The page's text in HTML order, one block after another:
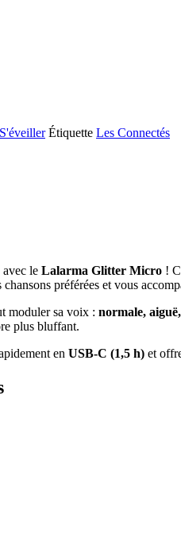
S'éveiller Étiquette Les Connectés
avec le Lalarma Glitter Micro !
préférées et vous
moduler sa voix : normale,
plus bluffant.
en USB-C (1,5 h) et